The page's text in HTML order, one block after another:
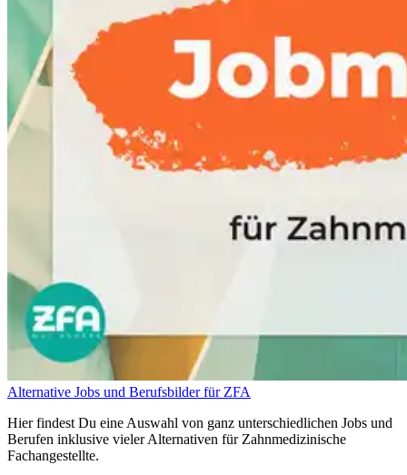
Alternative Jobs und Berufsbilder für ZFA
Hier findest Du eine Auswahl von ganz unterschiedlichen Jobs und
Berufen inklusive vieler Alternativen für Zahnmedizinische
Fachangestellte.